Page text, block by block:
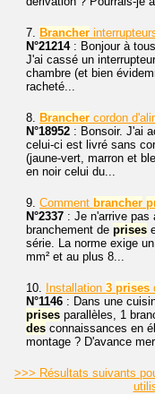
7. Brancher
N°21214: Bonjour à
J'ai cassé un
chambre (et bien
racheté...
8. Brancher cordon
N°18952 : Bonsoir. J'ai
celui-ci est livré sans
(jaune-vert, marron et
en noir celui du...
9. Comment brancher
N°2337 : Je n'arrive pas
branchement de prises
série. La norme exige
mm² et au plus 8...
10. Installation 3 prises
N°1146 : Dans une
prises parallèles, 1
des connaissances en
montage ? D'avance
>>> Résultats suivants